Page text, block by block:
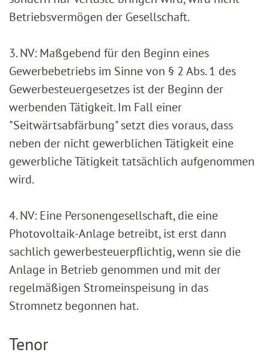
Betriebsvermögen der Gesellschaft.
3. NV: Maßgebend für den Beginn eines
Gewerbebetriebs im Sinne von § 2 Abs. 1 des
Gewerbesteuergesetzes ist der Beginn der
werbenden Tätigkeit. Im Fall einer
"Seitwärtsabfärbung" setzt dies voraus, dass
neben der nicht gewerblichen Tätigkeit eine
gewerbliche Tätigkeit tatsächlich aufgenommen
wird.
4. NV: Eine Personengesellschaft, die eine
Photovoltaik-Anlage betreibt, ist erst dann
sachlich gewerbesteuerpflichtig, wenn sie die
Anlage in Betrieb genommen und mit der
regelmäßigen Stromeinspeisung in das
Stromnetz begonnen hat.
Tenor